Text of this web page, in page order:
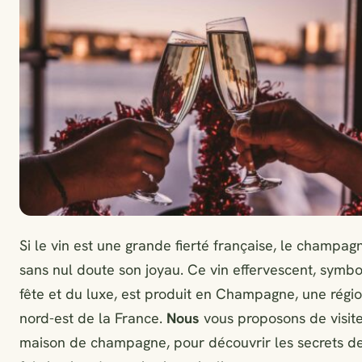
Si le vin est une grande fierté française, le
sans nul doute son joyau. Ce vin effervescent,
fête et du luxe, est produit en Champagne, une
nord-est de la France. Nous vous proposons de
maison de champagne, pour découvrir les secrets